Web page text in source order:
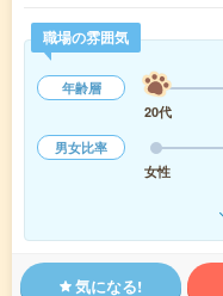
職場の雰囲気
年齢層
20代
男女比率
女性
気になる!